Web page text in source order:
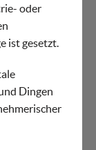
oder
ist gesetzt.
Dingen